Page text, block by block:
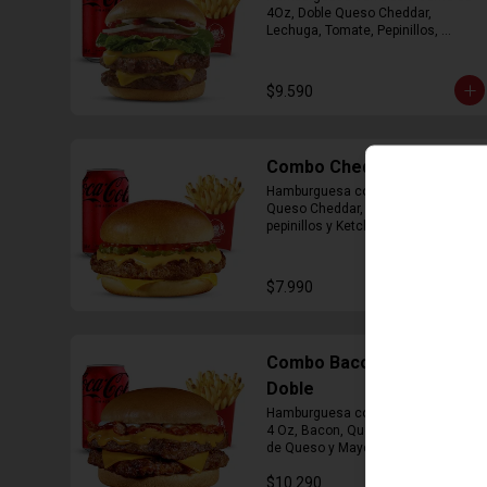
4Oz, Doble Queso Cheddar,
Lechuga, Tomate, Pepinillos,
$9.590
Combo Cheddar Melt
Hamburguesa con 1 Carne de 4 Oz,
Queso Cheddar, Salsa de Queso,
pepinillos y Ketchup, Papas Fritas
$7.990
Combo Bacon Cheddar
Doble
Hamburguesa con Doble Carne de
4 Oz, Bacon, Queso Cheddar, Salsa
de Queso y Mayonesa, Papas Fritas
$10.290